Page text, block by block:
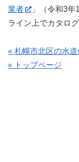
業者
」（令和3
ライン上でカタロ
« 札幌市北区の水
« トップページ